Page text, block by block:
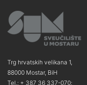
Trg hrvatskih velikana 1,
88000 Mostar, BiH
Tel.: + 387 36 337-070;